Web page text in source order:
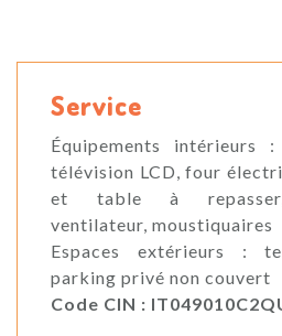
Service
Équipements intérieurs
télévision LCD, four
et table à repasser,
ventilateur, moustiquaires
Espaces extérieurs :
parking privé non couvert
Code CIN :